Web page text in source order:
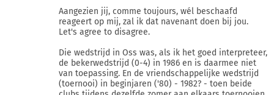
Aangezien jij, comme toujours, wél beschaafd
reageert op mij, zal ik dat navenant doen bij jou.
Let's agree to disagree.
Die wedstrijd in Oss was, als ik het goed interpreteer,
de bekerwedstrijd (0-4) in 1986 en is daarmee niet
van toepassing. En de vriendschappelijke wedstrijd
(toernooi) in beginjaren ('80) - 1982? - toen beide